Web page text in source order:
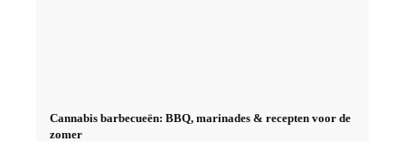
Cannabis barbecueën: BBQ, marinades & recepten voor de
zomer